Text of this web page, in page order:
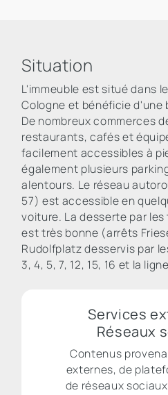
Situation
L'immeuble est situé dans
Cologne et bénéficie
De nombreux commerces
restaurants, cafés et
facilement accessibles à
également plusieurs
alentours. Le réseau
57) est accessible en
voiture. La desserte par
est très bonne (arrêts
Rudolfplatz desservis par
3, 4, 5, 7, 12, 15, 16 et la
Services
Réseaux
Contenus
externes, de
de réseaux